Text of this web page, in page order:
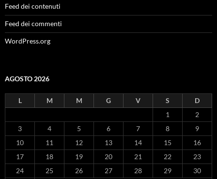
Feed dei contenuti
Feed dei commenti
WordPress.org
AGOSTO 2026
L M M G V S
D
1
2
3
4 5 6 7 8
9
10
11 12 13 14 15
16
17
18 19 20 21 22
23
24
25 26 27 28 29 30